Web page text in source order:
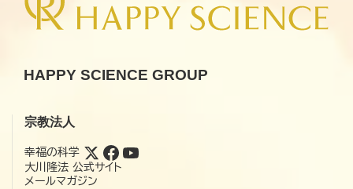
HAPPY SCIENCE GROUP
宗教法人
幸福の科学
大川隆法 公式サイト
メールマガジン